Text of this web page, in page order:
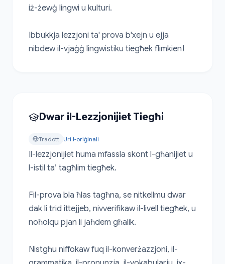
iż-żewġ lingwi u kulturi.
Ibbukkja lezzjoni ta' prova b'xejn u ejja
nibdew il-vjaġġ lingwistiku tiegħek flimkien!
Dwar il-Lezzjonijiet Tiegħi
Tradott Uri l-oriġinali
Il-lezzjonijiet huma mfassla skont l-għanijiet u
l-istil ta’ tagħlim tiegħek.
Fil-prova bla ħlas tagħna, se nitkellmu dwar
dak li trid ittejjeb, nivverifikaw il-livell tiegħek, u
noħolqu pjan li jaħdem għalik.
Nistgħu niffokaw fuq il-konverżazzjoni, il-